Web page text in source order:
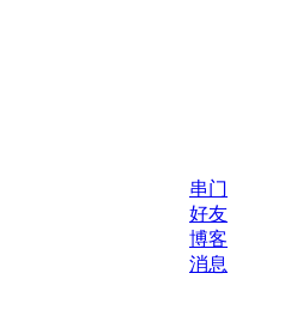
串门
好友
博客
消息